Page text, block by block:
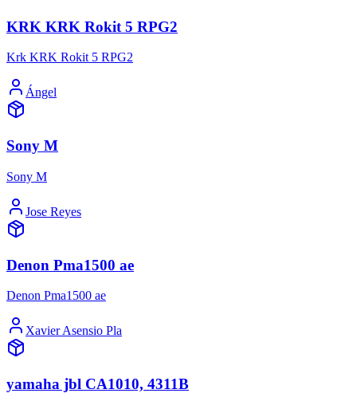
KRK KRK Rokit 5 RPG2
Krk KRK Rokit 5 RPG2
Ángel
Sony M
Sony M
Jose Reyes
Denon Pma1500 ae
Denon Pma1500 ae
Xavier Asensio Pla
yamaha jbl CA1010, 4311B